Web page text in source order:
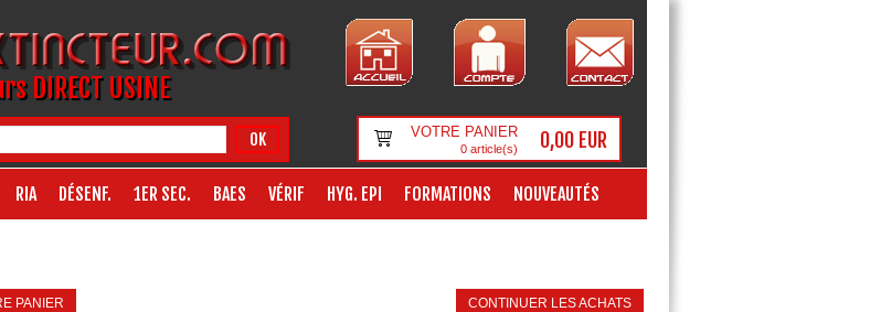
DIRECT USINE
OK VOTRE PANIER
0article(s) 0,00 EUR
RIA DÉSENF. 1ER SEC. BAES VÉRIF HYG. EPI FORMATIONS NOUVEAUTÉS
PANIER CONTINUER LES ACHATS